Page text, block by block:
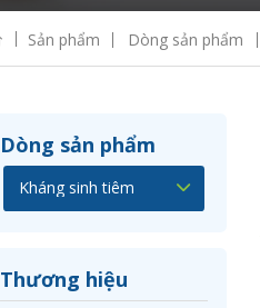
Sản phẩm Dòng sản phẩm
Dòng sản phẩm
Thương hiệu